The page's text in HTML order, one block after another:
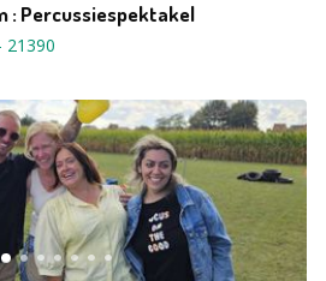
: Percussiespektakel
21390